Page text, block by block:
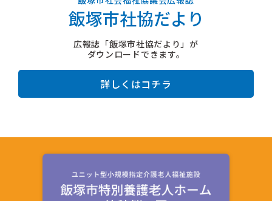
飯塚市社協だより
広報誌「飯塚市社協だより」が
ダウンロードできます。
詳しくはコチラ